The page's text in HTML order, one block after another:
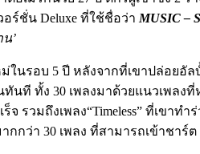
ร์ชั่น Deluxe ที่ใช้ชื่อว่า MUSIC –
’
ในรอบ 5 ปี หลังจากที่เขาปล่อยอัล
ทันที ทั้ง 30 เพลงมาด้วยแนวเพล
รวมถึงเพลง“Timeless” ที่เขาท
ากกว่า 30 เพลง ที่สามารถเข้าช